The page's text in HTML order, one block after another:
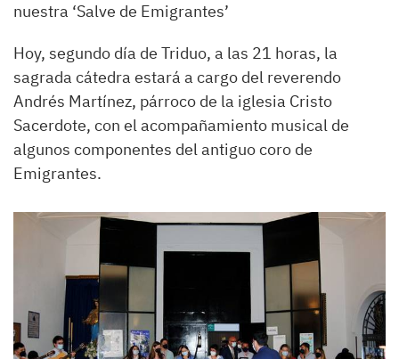
nuestra ‘Salve de Emigrantes’
Hoy, segundo día de Triduo, a las 21 horas, la
sagrada cátedra estará a cargo del reverendo
Andrés Martínez, párroco de la iglesia Cristo
Sacerdote, con el acompañamiento musical de
algunos componentes del antiguo coro de
Emigrantes.